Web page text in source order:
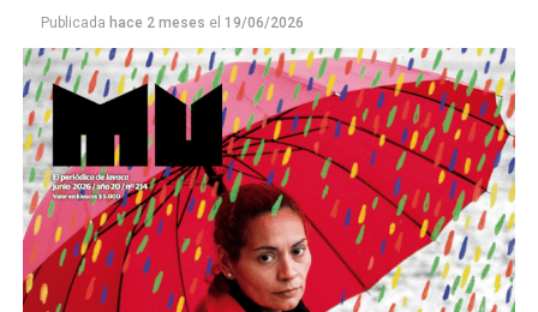
Este número 215 de MU ☝️viene con doble tapa, que
podría ser una frase:
Sin chamuyo, a remarla.
Descargar la Mu en PDF
Publicada hace 2 meses el 19/06/2026